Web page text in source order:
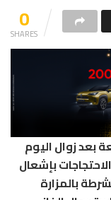
0
SHARES
بعد زوال اليوم
من الاحتجاجات بإشعال
بالمزارة